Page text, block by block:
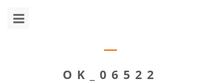
OK_06522